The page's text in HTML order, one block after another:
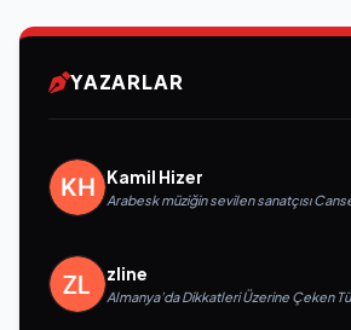
YAZARLAR
Kamil Hizer
Arabesk müziğin sevilen sanatçısı
zline
Almanya’da Dikkatleri Üzerine Çeken